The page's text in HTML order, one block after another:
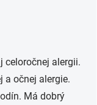
celoročnej alergii.
a očnej alergie.
Má dobrý